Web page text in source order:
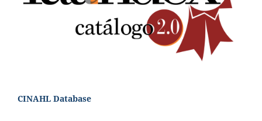
CINAHL Database